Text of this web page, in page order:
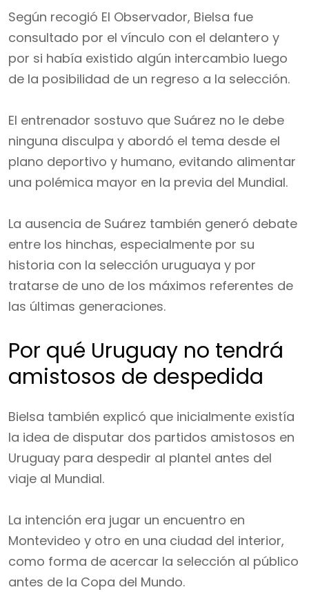
Según recogió El Observador, Bielsa fue
consultado por el vínculo con el delantero y
por si había existido algún intercambio luego
de la posibilidad de un regreso a la selección.
El entrenador sostuvo que Suárez no le debe
ninguna disculpa y abordó el tema desde el
plano deportivo y humano, evitando alimentar
una polémica mayor en la previa del Mundial.
La ausencia de Suárez también generó debate
entre los hinchas, especialmente por su
historia con la selección uruguaya y por
tratarse de uno de los máximos referentes de
las últimas generaciones.
Por qué Uruguay no tendrá
amistosos de despedida
Bielsa también explicó que inicialmente existía
la idea de disputar dos partidos amistosos en
Uruguay para despedir al plantel antes del
viaje al Mundial.
La intención era jugar un encuentro en
Montevideo y otro en una ciudad del interior,
como forma de acercar la selección al público
antes de la Copa del Mundo.